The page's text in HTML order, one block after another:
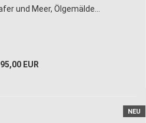
und Meer, Ölgemälde...
EUR
NEU